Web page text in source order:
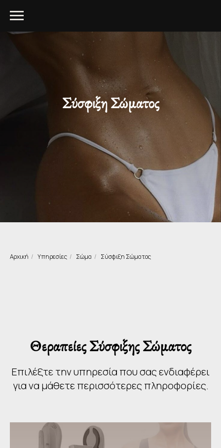
Σύσφιξη Σώματος
Αρχική / Υπηρεσίες / Σώμα / Σύσφιξη Σώματος
Θεραπείες Σύσφιξης Σώματος
Επιλέξτε την υπηρεσία που σας ενδιαφέρει
για να μάθετε περισσότερες πληροφορίες.